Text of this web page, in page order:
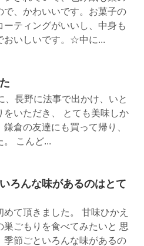
で、かわいいです。お菓子の
ーティングがいいし、中身も
おいしいです。☆中に...
、長野に法事で出かけ、いと
をいただき、 とても美味しか
鎌倉の友達にも買って帰り、
。 こんど...
ろんな味があるのはとて
めて頂きました。 甘味ひかえ
巣ごもりを食べてみたいと 思
季節ごといろんな味があるの